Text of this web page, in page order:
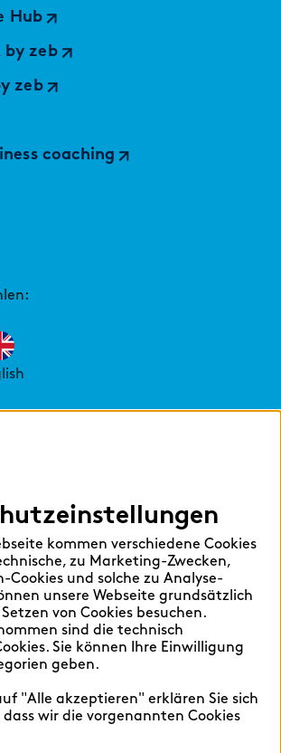
Hub
by zeb
zeb
coaching
kommen verschiedene Cookies
zu Marketing-Zwecken,
Cookies und solche zu Analyse-
unsere Webseite grundsätzlich
von Cookies besuchen.
sind die technisch
Sie können Ihre Einwilligung
geben.
"Alle akzeptieren" erklären Sie sich
wir die vorgenannten Cookies